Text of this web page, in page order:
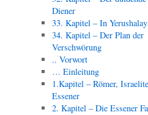
Diener
33. Kapitel – In
34. Kapitel – Der Plan der
Verschwörung
.. Vorwort
… Einleitung
1.Kapitel – Römer,
Essener
2. Kapitel – Die Essener